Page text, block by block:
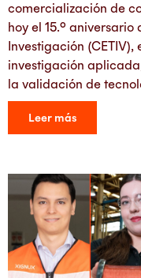
comercialización de
hoy el 15.°
Investigación
investigación
la validación de
Leer más